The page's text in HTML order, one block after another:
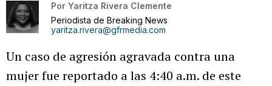
Por Yaritza Rivera Clemente
Periodista de Breaking News
yaritza.rivera@gfrmedia.com
Un caso de agresión agravada contra una
mujer fue reportado a las 4:40 a.m. de este